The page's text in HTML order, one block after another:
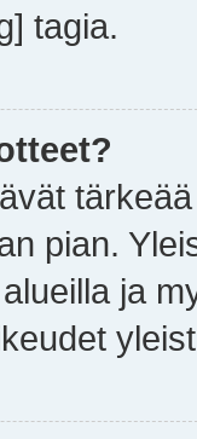
tagia.
pian.
ja